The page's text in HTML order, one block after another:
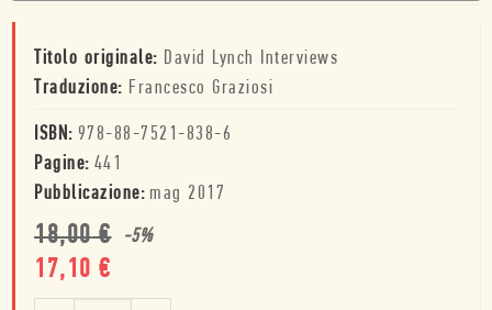
Titolo originale: David Lynch Interviews
Traduzione: Francesco Graziosi
ISBN: 978-88-7521-838-6
Pagine: 441
Pubblicazione: mag 2017
18,00€ -5%
17,10 €